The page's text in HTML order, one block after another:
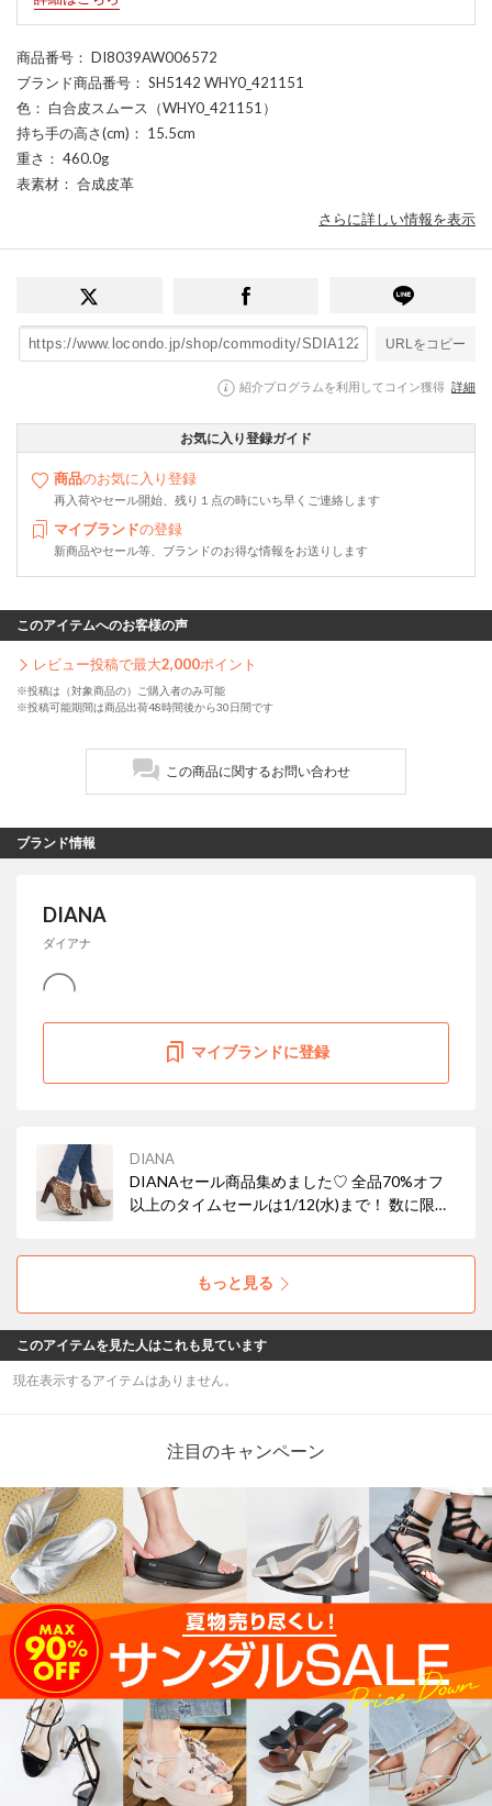
商品番号 ： DI8039AW006572
ブランド商品番号 ： SH5142 WHY0_421151
色 ： 白合皮スムース（WHY0_421151）
持ち手の高さ(cm) ： 15.5cm
重さ ： 460.0g
表素材 ： 合成皮革
さらに詳しい情報を表示
URLをコピー
紹介プログラムを利用してコイン獲得 詳細
お気に入り登録ガイド
商品のお気に入り登録
再入荷やセール開始、残り１点の時にいち早くご連絡します
マイブランドの登録
新商品やセール等、ブランドのお得な情報をお送りします
このアイテムへのお客様の声
レビュー投稿で最大2,000ポイント
※投稿は（対象商品の）ご購入者のみ可能
※投稿可能期間は商品出荷48時間後から30日間です
この商品に関するお問い合わせ
ブランド情報
DIANA
ダイアナ
マイブランドに登録
DIANA
DIANAセール商品集めました♡ 全品70%オフ
以上のタイムセールは1/12(水)まで！ 数に限り
もっと見る
このアイテムを見た人はこれも見ています
現在表示するアイテムはありません。
注目のキャンペーン